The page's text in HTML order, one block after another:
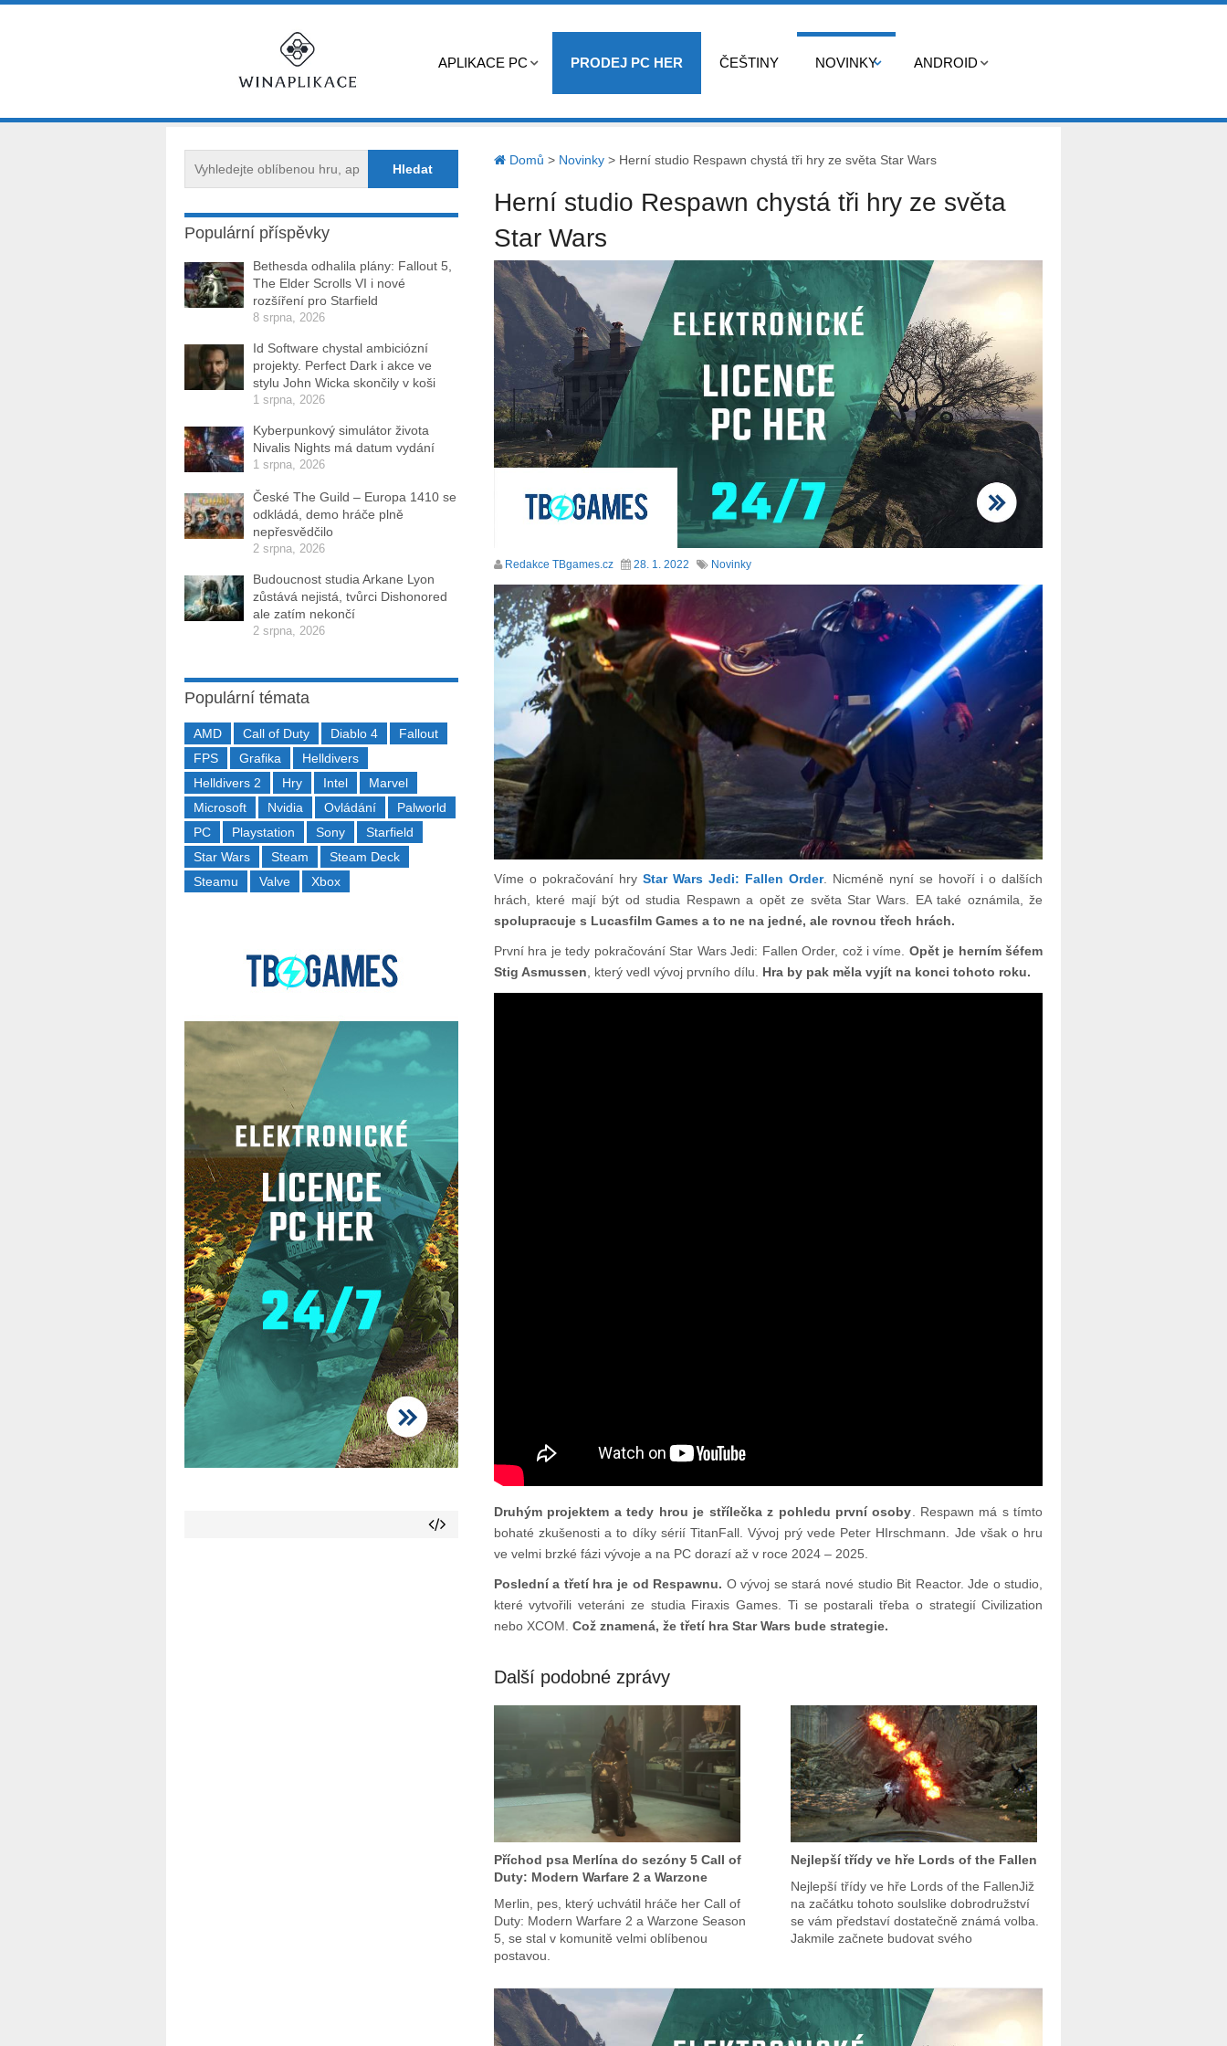
APLIKACE PC PRODEJ PC HER ČEŠTINY NOVINKY ANDROID
Domů > Novinky> Herní studio Respawn chystá tři hry ze světa Star Wars
Herní studio Respawn chystá tři hry ze světa
Star Wars
Redakce TBgames.cz 28. 1. 2022 Novinky
Víme o pokračování hry Star Wars Jedi: Fallen Order. Nicméně nyní se hovoří i o dalších
hrách, které mají být od studia Respawn a opět ze světa Star Wars. EA také oznámila, že
spolupracuje s Lucasfilm Games a to ne na jedné, ale rovnou třech hrách.
První hra je tedy pokračování Star Wars Jedi: Fallen Order, což i víme. Opět je herním šéfem
Stig Asmussen , který vedl vývoj prvního dílu. Hra by pak měla vyjít na konci tohoto roku.
Druhým projektem a tedy hrou je střílečka z pohledu první osoby . Respawn má s tímto
bohaté zkušenosti a to díky sérií TitanFall. Vývoj prý vede Peter HIrschmann. Jde však o hru
ve velmi brzké fázi vývoje a na PC dorazí až v roce 2024 – 2025.
Poslední a třetí hra je od Respawnu. O vývoj se stará nové studio Bit Reactor. Jde o studio,
které vytvořili veteráni ze studia Firaxis Games. Ti se postarali třeba o strategií Civilization
nebo XCOM. Což znamená, že třetí hra Star Wars bude strategie.
Další podobné zprávy
Příchod psa Merlína do sezóny 5 Call of
Duty: Modern Warfare 2 a Warzone
Merlin, pes, který uchvátil hráče her Call of
Duty: Modern Warfare 2 a Warzone Season
5, se stal v komunitě velmi oblíbenou
postavou.
Nejlepší třídy ve hře Lords of the Fallen
Nejlepší třídy ve hře Lords of the FallenJiž
na začátku tohoto soulslike dobrodružství
se vám představí dostatečně známá volba.
Jakmile začnete budovat svého
Populární příspěvky
Bethesda odhalila plány: Fallout 5,
The Elder Scrolls VI i nové
rozšíření pro Starfield
8 srpna, 2026
Id Software chystal ambiciózní
projekty. Perfect Dark i akce ve
stylu John Wicka skončily v koši
1 srpna, 2026
Kyberpunkový simulátor života
Nivalis Nights má datum vydání
1 srpna, 2026
České The Guild – Europa 1410 se
odkládá, demo hráče plně
nepřesvědčilo
2 srpna, 2026
Budoucnost studia Arkane Lyon
zůstává nejistá, tvůrci Dishonored
ale zatím nekončí
2 srpna, 2026
Populární témata
AMD Call of Duty Diablo 4
Fallout
FPS
Grafika
Helldivers
Helldivers 2
Hry Intel
Marvel
Microsoft
Nvidia Ovládání
Palworld
PC
Playstation Sony
Starfield
Star Wars
Steam
Steam Deck
Steamu
Valve Xbox